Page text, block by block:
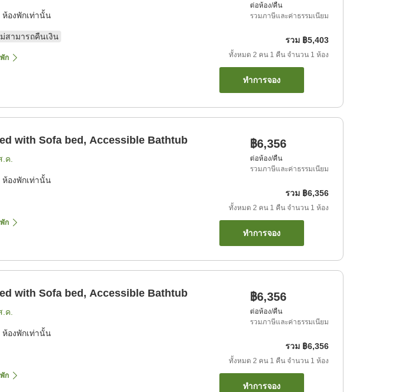
ห้องพักเท่านั้น
สามารถคืนเงิน
ก
ต่อห้อง/คืน
รวมภาษีและค่าธรรมเนียม
รวม ฿5,403
ทั้งหมด 2 คน 1 คืน จำนวน 1 ห้อง
ทำการจอง
with Sofa bed, Accessible Bathtub
.ค.
ห้องพักเท่านั้น
ก
฿6,356
ต่อห้อง/คืน
รวมภาษีและค่าธรรมเนียม
รวม ฿6,356
ทั้งหมด 2 คน 1 คืน จำนวน 1 ห้อง
ทำการจอง
with Sofa bed, Accessible Bathtub
.ค.
ห้องพักเท่านั้น
ก
฿6,356
ต่อห้อง/คืน
รวมภาษีและค่าธรรมเนียม
รวม ฿6,356
ทั้งหมด 2 คน 1 คืน จำนวน 1 ห้อง
ทำการจอง